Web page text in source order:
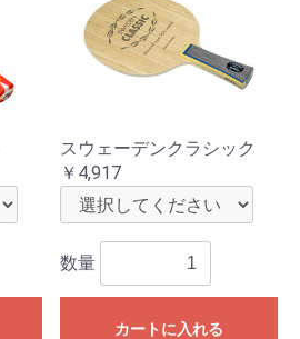
スウェーデンクラシック
￥4,917
数量
カートに入れる